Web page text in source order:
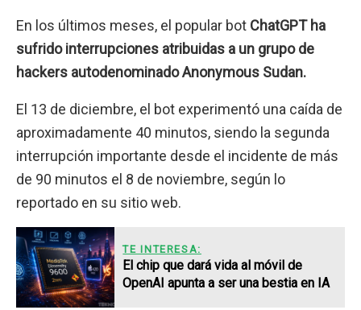
En los últimos meses, el popular bot ChatGPT ha
sufrido interrupciones atribuidas a un grupo de
hackers autodenominado Anonymous Sudan.
El 13 de diciembre, el bot experimentó una caída de
aproximadamente 40 minutos, siendo la segunda
interrupción importante desde el incidente de más
de 90 minutos el 8 de noviembre, según lo
reportado en su sitio web.
TE INTERESA:
El chip que dará vida al móvil de
OpenAI apunta a ser una bestia en IA